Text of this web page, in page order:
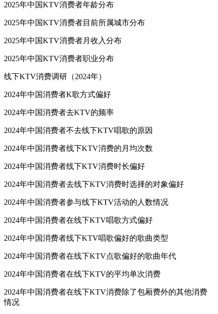
2025年中国KTV消费者年龄分布
2025年中国KTV消费者目前所属城市分布
2025年中国KTV消费者月收入分布
2025年中国KTV消费者职业分布
线下KTV消费调研（2024年）
2024年中国消费者K歌方式偏好
2024年中国消费者去KTV的频率
2024年中国消费者不去线下KTV唱歌的原因
2024年中国消费者线下KTV消费的月均次数
2024年中国消费者线下KTV消费时长偏好
2024年中国消费者去线下KTV消费时选择的对象偏好
2024年中国消费者参与线下KTV活动的人数情况
2024年中国消费者在线下KTV唱歌方式偏好
2024年中国消费者线下KTV唱歌偏好的歌曲类型
2024年中国消费者在线下KTV点歌偏好的歌曲年代
2024年中国消费者在线下KTV的平均单次消费
2024年中国消费者在线下KTV消费除了包厢费外的其他消费
情况